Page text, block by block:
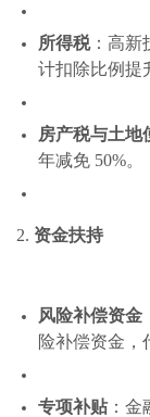
所得税：高新
计扣除比例提
房产税与土地
年减免 50%。
2. 资金扶持
风险补偿资金
险补偿资金，
专项补贴：金